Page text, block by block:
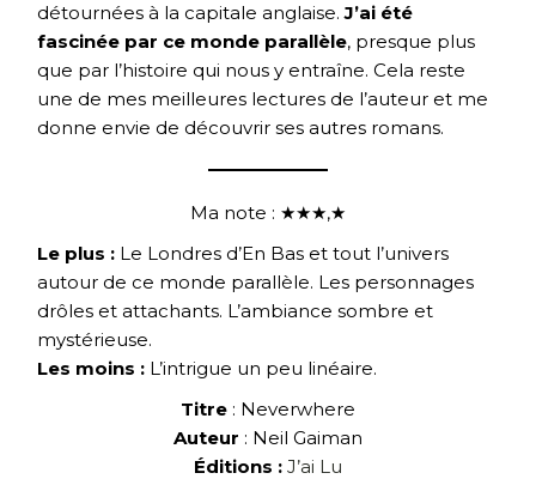
détournées à la capitale anglaise.J’ai été
fascinée par ce monde parallèle, presque plus
que par l’histoire qui nous y entraîne. Cela reste
une de mes meilleures lectures de l’auteur et me
donne envie de découvrir ses autres romans.
Ma note : ★★★,★
Le plus : Le Londres d’En Bas et tout l’univers
autour de ce monde parallèle. Les personnages
drôles et attachants. L’ambiance sombre et
mystérieuse.
Les moins : L’intrigue un peu linéaire.
Titre: Neverwhere
Auteur : Neil Gaiman
Éditions : J’ai Lu